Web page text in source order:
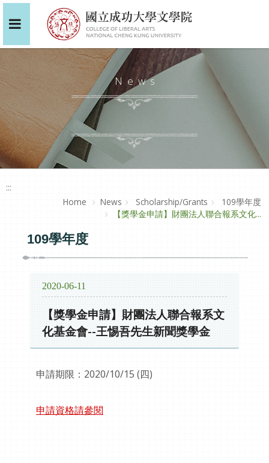
News
:::
Home
News Scholarship/Grants
109學年度
【獎學金申請】財團法人聯合報系文化...
109學年度
2020-06-11
【獎學金申請】財團法人聯合報系文
化基金會--王惕吾先生新聞獎學金
申請期限：2020/10/15 (四)
申請資格請參閱